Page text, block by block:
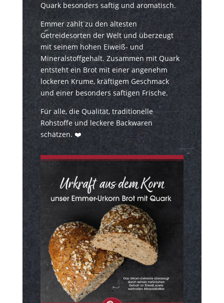
Quark besonders saftig und aromatisch.
Emmer zählt zu den ältesten
Getreidesorten der Welt und überzeugt
mit seinem hohen Eiweiß- und
Mineralstoffgehalt. Zusammen mit Quark
entsteht ein Brot mit einer angenehm
lockeren Krume, kräftigem Geschmack
und einer besonders saftigen Frische.
Für alle, die Qualität, traditionelle
Rohstoffe und leckere Backwaren
schätzen. ❤️